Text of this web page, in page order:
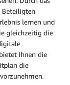
Beteiligten
lernen und
gleichzeitig die
Ihnen die
die